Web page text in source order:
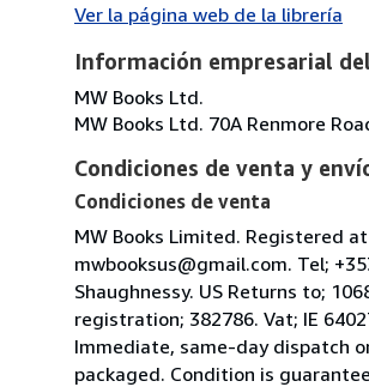
Ver la página web de la librería
Información empresarial
MW Books Ltd.
MW Books Ltd. 70A Renmore
Condiciones de venta y
Condiciones de venta
MW Books Limited. Registered
mwbooksus@gmail.com. Tel;
Shaughnessy. US Returns to;
registration; 382786. Vat; IE
Immediate, same-day dispatch
packaged. Condition is